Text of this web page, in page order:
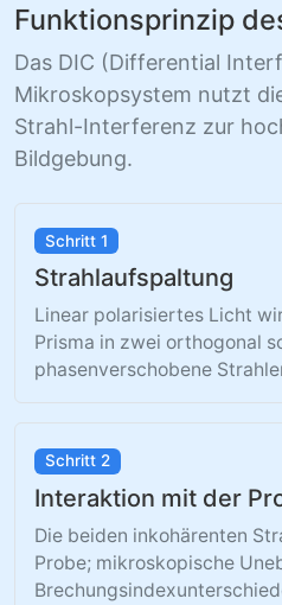
Funktionsprinzip
Das DIC (Differential
Mikroskopsystem nutzt
Strahl-Interferenz zur
Bildgebung.
Schritt 1
Strahlaufspaltung
Linear polarisiertes Licht
Prisma in zwei orthogonal
phasenverschobene
Schritt 2
Interaktion mit der
Die beiden inkohärenten
Probe; mikroskopische